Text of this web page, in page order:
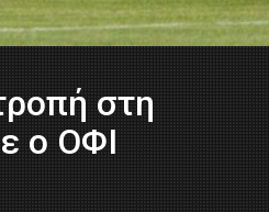
στη
ο ΟΦΙ